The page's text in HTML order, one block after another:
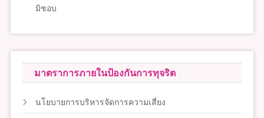
มิชอบ
มาตราการภายในป้องกันการทุจริต
นโยบายการบริหารจัดการความเสี่ยง